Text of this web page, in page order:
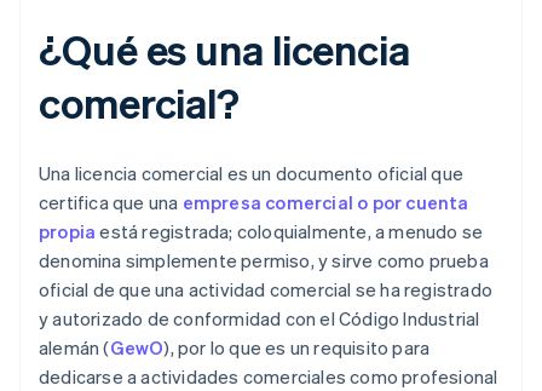
¿Qué es una licencia
comercial?
Una licencia comercial es un documento oficial que
certifica que una empresa comercial o por cuenta
propia está registrada; coloquialmente, a menudo se
denomina simplemente permiso, y sirve como prueba
oficial de que una actividad comercial se ha registrado
y autorizado de conformidad con el Código Industrial
alemán (GewO), por lo que es un requisito para
dedicarse a actividades comerciales como profesional